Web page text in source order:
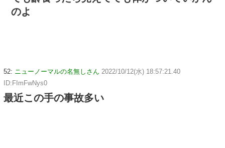
のよ
52: ニューノーマルの名無しさん 2022/10/12(水) 18:57:21.40
ID:FImFwNys0
最近この手の事故多い